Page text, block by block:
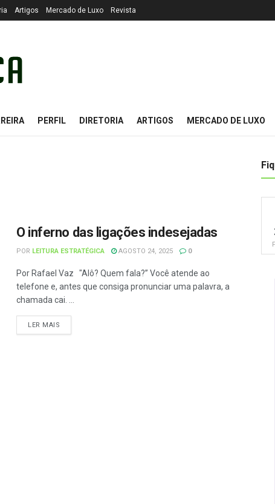
Artigos Mercado de Luxo Revista
PERFIL DIRETORIA ARTIGOS MERCADO DE LUXO
O inferno das ligações indesejadas
POR LEITURA ESTRATÉGICA AGOSTO 24, 2025 0
Por Rafael Vaz "Alô? Quem fala?” Você atende ao
telefone e, antes que consiga pronunciar uma palavra, a
chamada cai. ...
LER MAIS